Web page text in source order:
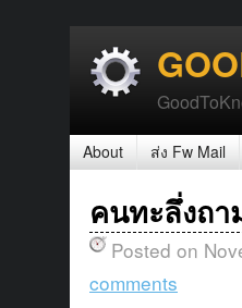
About ส่ง Fw Mail
คนทะลึ่งถ
Posted on
comments